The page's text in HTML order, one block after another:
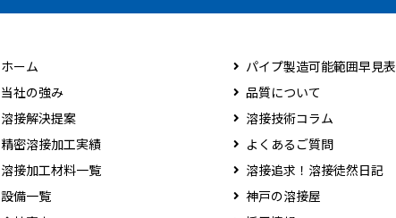
ホーム
当社の強み
溶接解決提案
精密溶接加工実績
溶接加工材料一覧
設備一覧
パイプ製造可能範囲早見表
品質について
溶接技術コラム
よくあるご質問
溶接追求！溶接徒然日記
神戸の溶接屋